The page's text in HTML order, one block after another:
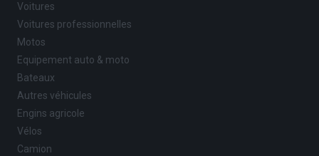
Voitures
Voitures professionnelles
Motos
Equipement auto & moto
Bateaux
Autres véhicules
Engins agricole
Vélos
Camion